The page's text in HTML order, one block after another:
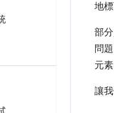
地
部
問
元
讓